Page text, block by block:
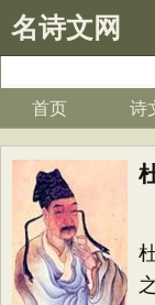
名诗文网
首页 诗